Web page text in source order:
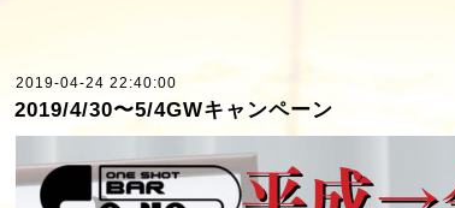
2019-04-24 22:40:00
2019/4/30〜5/4GWキャンペーン